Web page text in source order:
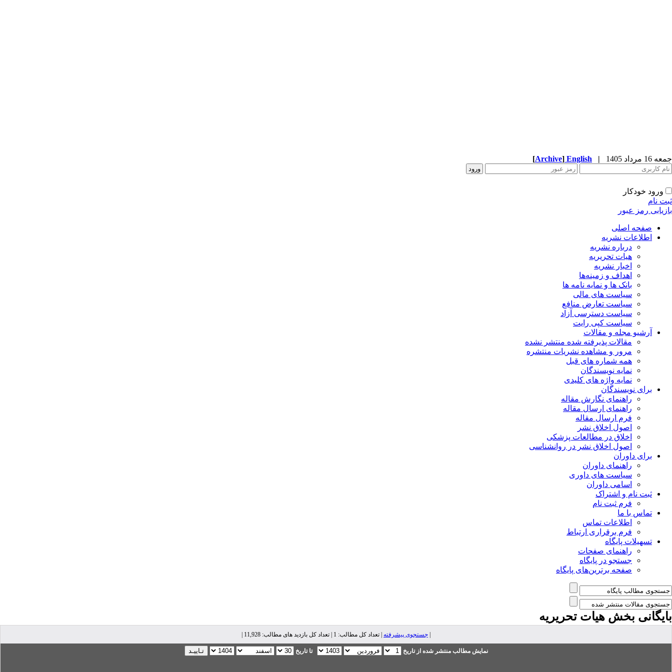
جمعه 16 مرداد 1405 |
English
[Archive]
ورود خودکار
ثبت نام
بازیابی رمز عبور
صفحه اصلی
اطلاعات نشریه
درباره نشریه
هیات تحریریه
اخبار نشریه
اهداف و زمینه‌ها
بانک ها و نمایه نامه ها
سیاست های مالی
سیاست تعارض منافع
سیاست دسترسی آزاد
سیاست کپی رایت
آرشیو مجله و مقالات
مقالات پذیرفته شده منتشر نشده
مرور و مشاهده نشریات منتشره
همه شماره های قبل
نمایه نویسندگان
نمایه واژه های کلیدی
برای نویسندگان
راهنمای نگارش مقاله
راهنمای ارسال مقاله
فرم ارسال مقاله
اصول اخلاق نشر
اخلاق در مطالعات پزشکی
اصول اخلاق نشر در روانشناسی
برای داوران
راهنمای داوران
سیاست های داوری
اسامی داوران
ثبت نام و اشتراک
فرم ثبت نام
تماس با ما
اطلاعات تماس
فرم برقراری ارتباط
تسهیلات پایگاه
راهنمای صفحات
جستجو در پایگاه
صفحه برترین‌های پایگاه
بایگانی بخش هیات تحریریه
جستجوی پیشرفته | تعداد کل مطالب: 1 | تعداد کل بازدید های مطالب: 11,928 |
نمایش مطالب منتشر شده از تاریخ تا تاریخ